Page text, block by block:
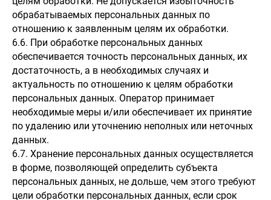
обрабатываемых персональных данных по
отношению к заявленным целям их обработки.
6.6. При обработке персональных данных
обеспечивается точность персональных данных, их
достаточность, а в необходимых случаях и
актуальность по отношению к целям обработки
персональных данных. Оператор принимает
необходимые меры и/или обеспечивает их принятие
по удалению или уточнению неполных или неточных
данных.
6.7. Хранение персональных данных осуществляется
в форме, позволяющей определить субъекта
персональных данных, не дольше, чем этого требуют
цели обработки персональных данных, если срок